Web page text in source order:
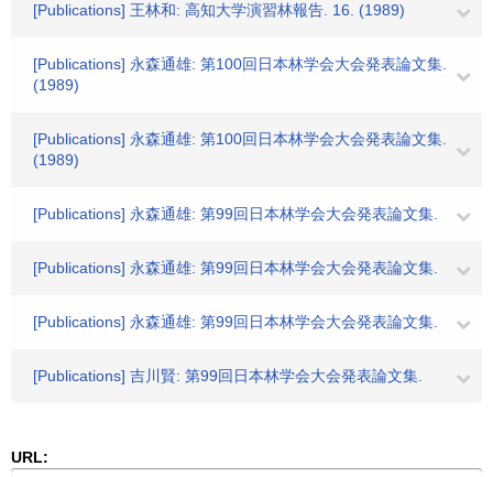
[Publications] 王林和: 高知大学演習林報告. 16. (1989)
[Publications] 永森通雄: 第100回日本林学会大会発表論文集.
(1989)
[Publications] 永森通雄: 第100回日本林学会大会発表論文集.
(1989)
[Publications] 永森通雄: 第99回日本林学会大会発表論文集.
[Publications] 永森通雄: 第99回日本林学会大会発表論文集.
[Publications] 永森通雄: 第99回日本林学会大会発表論文集.
[Publications] 吉川賢: 第99回日本林学会大会発表論文集.
URL: